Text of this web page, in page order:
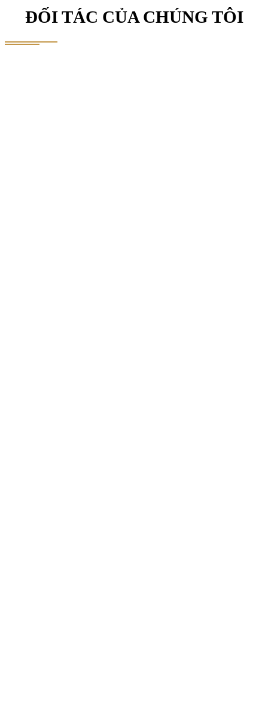
ĐỐI TÁC CỦA CHÚNG TÔI